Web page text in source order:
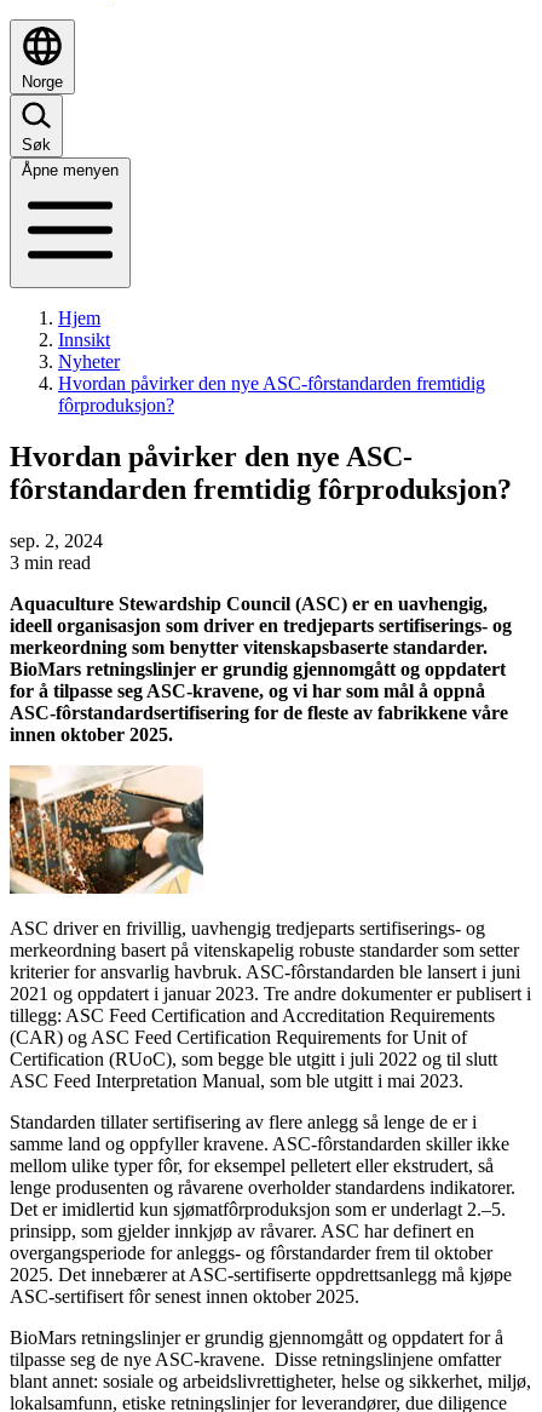
Norge
Søk
Åpne menyen
Hjem
Innsikt
Nyheter
Hvordan påvirker den nye ASC-fôrstandarden fremtidig
fôrproduksjon?
Hvordan påvirker den nye ASC-
fôrstandarden fremtidig fôrproduksjon?
sep. 2, 2024
3 min read
Aquaculture Stewardship Council (ASC) er en uavhengig,
ideell organisasjon som driver en tredjeparts sertifiserings- og
merkeordning som benytter vitenskapsbaserte standarder.
BioMars retningslinjer er grundig gjennomgått og oppdatert
for å tilpasse seg ASC-kravene, og vi har som mål å oppnå
ASC-fôrstandardsertifisering for de fleste av fabrikkene våre
innen oktober 2025.
ASC driver en frivillig, uavhengig tredjeparts sertifiserings- og
merkeordning basert på vitenskapelig robuste standarder som setter
kriterier for ansvarlig havbruk. ASC-fôrstandarden ble lansert i juni
2021 og oppdatert i januar 2023. Tre andre dokumenter er publisert i
tillegg: ASC Feed Certification and Accreditation Requirements
(CAR) og ASC Feed Certification Requirements for Unit of
Certification (RUoC), som begge ble utgitt i juli 2022 og til slutt
ASC Feed Interpretation Manual, som ble utgitt i mai 2023.
Standarden tillater sertifisering av flere anlegg så lenge de er i
samme land og oppfyller kravene. ASC-fôrstandarden skiller ikke
mellom ulike typer fôr, for eksempel pelletert eller ekstrudert, så
lenge produsenten og råvarene overholder standardens indikatorer.
Det er imidlertid kun sjømatfôrproduksjon som er underlagt 2.–5.
prinsipp, som gjelder innkjøp av råvarer. ASC har definert en
overgangsperiode for anleggs- og fôrstandarder frem til oktober
2025. Det innebærer at ASC-sertifiserte oppdrettsanlegg må kjøpe
ASC-sertifisert fôr senest innen oktober 2025.
BioMars retningslinjer er grundig gjennomgått og oppdatert for å
tilpasse seg de nye ASC-kravene. Disse retningslinjene omfatter
blant annet: sosiale og arbeidslivrettigheter, helse og sikkerhet, miljø,
lokalsamfunn, etiske retningslinjer for leverandører, due diligence